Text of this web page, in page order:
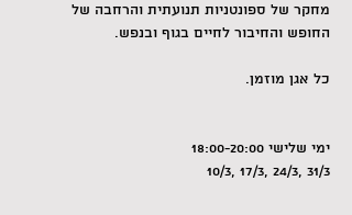
מחקר של ספונטניות תנועתית והרחבה של
החופש והחיבור לחיים בגוף ובנפש.
כל אגן מוזמן.
ימי שלישי 18:00-20:00
10/3, 17/3, 24/3, 31/3